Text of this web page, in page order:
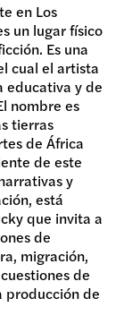
en Los
un lugar físico
Es una
cual el artista
educativa y de
nombre es
tierras
de África
de este
y
está
que invita a
de
migración,
de
producción de